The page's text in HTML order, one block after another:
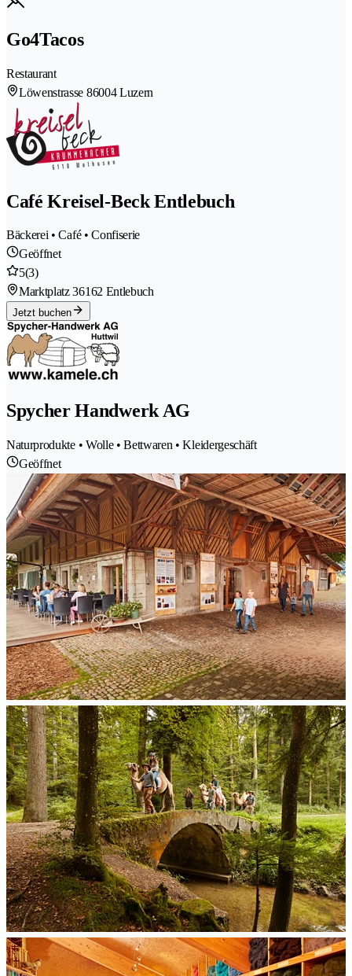
Go4Tacos
Restaurant
Löwenstrasse 86004 Luzern
Café Kreisel-Beck Entlebuch
Bäckerei • Café • Confiserie
Geöffnet
5(3)
Marktplatz 36162 Entlebuch
Jetzt buchen
Spycher Handwerk AG
Naturprodukte • Wolle • Bettwaren • Kleidergeschäft
Geöffnet